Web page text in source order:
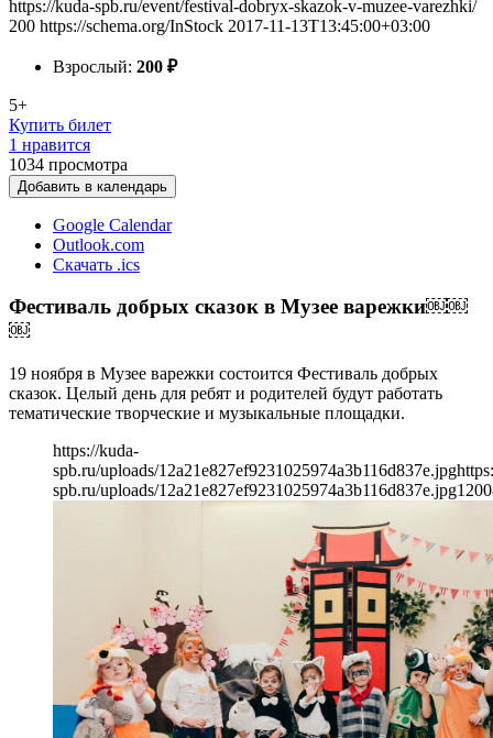
https://kuda-spb.ru/event/festival-dobryx-skazok-v-muzee-varezhki/
200 https://schema.org/InStock 2017-11-13T13:45:00+03:00
Взрослый: 200 ₽
5+
Купить билет
1 нравится
1034 просмотра
Добавить в календарь
Google Calendar
Outlook.com
Скачать .ics
Фестиваль добрых сказок в Музее варежки￼￼
￼
19 ноября в Музее варежки состоится Фестиваль добрых
сказок. Целый день для ребят и родителей будут работать
тематические творческие и музыкальные площадки.
https://kuda-
spb.ru/uploads/12a21e827ef9231025974a3b116d837e.jpg
spb.ru/uploads/12a21e827ef9231025974a3b116d837e.jpg1200